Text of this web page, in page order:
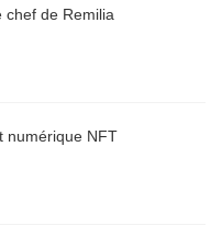
chef de Remilia
numérique NFT